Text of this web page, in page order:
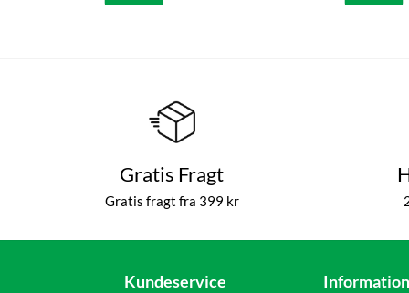
Gratis Fragt
Gratis fragt fra 399 kr
Kundeservice Information